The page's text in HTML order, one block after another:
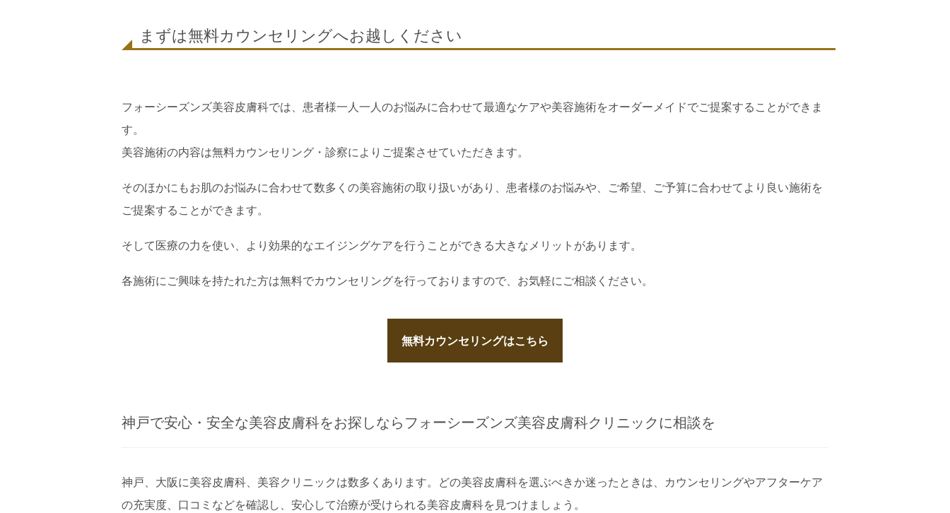
まずは無料カウンセリングへお越しください
フォーシーズンズ美容皮膚科では、患者様一人一人のお悩みに合わせて最適なケアや美容施術をオーダーメイドでご提案することができま
す。
美容施術の内容は無料カウンセリング・診察によりご提案させていただきます。
そのほかにもお肌のお悩みに合わせて数多くの美容施術の取り扱いがあり、患者様のお悩みや、ご希望、ご予算に合わせてより良い施術を
ご提案することができます。
そして医療の力を使い、より効果的なエイジングケアを行うことができる大きなメリットがあります。
各施術にご興味を持たれた方は無料でカウンセリングを行っておりますので、お気軽にご相談ください。
無料カウンセリングはこちら
神戸で安心・安全な美容皮膚科をお探しならフォーシーズンズ美容皮膚科クリニックに相談を
神戸、大阪に美容皮膚科、美容クリニックは数多くあります。どの美容皮膚科を選ぶべきか迷ったときは、カウンセリングやアフターケア
の充実度、口コミなどを確認し、安心して治療が受けられる美容皮膚科を見つけましょう。